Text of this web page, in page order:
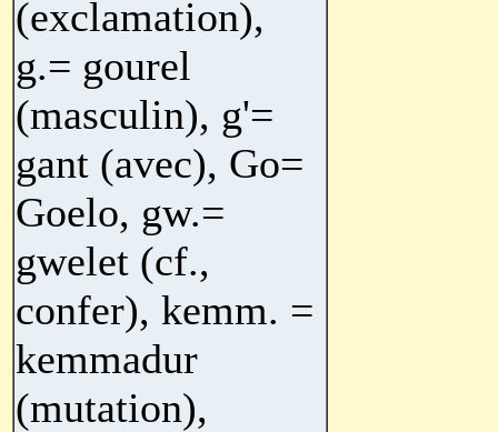
(exclamation),
g.= gourel
(masculin), g'=
gant (avec), Go=
Goelo, gw.=
gwelet (cf.,
confer), kemm. =
kemmadur
(mutation),